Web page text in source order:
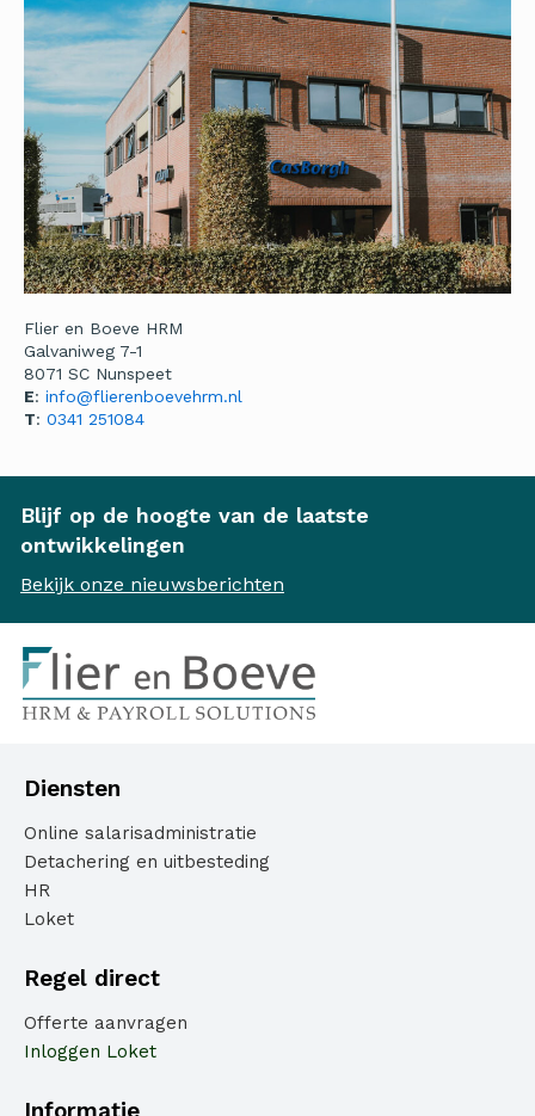
Flier en Boeve HRM
Galvaniweg 7-1
8071 SC Nunspeet
E: info@flierenboevehrm.nl
T: 0341 251084
Blijf op de hoogte van de laatste
ontwikkelingen
Bekijk onze nieuwsberichten
Diensten
Online salarisadministratie
Detachering en uitbesteding
HR
Loket
Regel direct
Offerte aanvragen
Inloggen Loket